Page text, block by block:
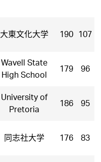
大東文化大学 190 107
Wavell State
High School
179 96
University of
Pretoria
186 95
同志社大学 176 83